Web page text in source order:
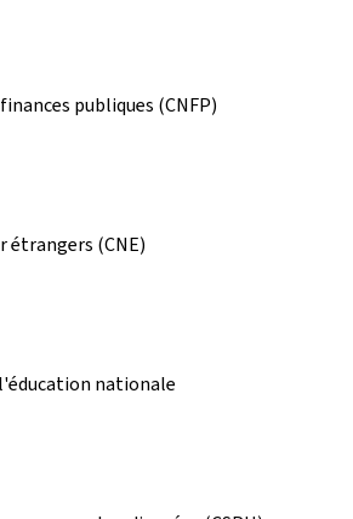
publiques (CNFP)
étrangers (CNE)
nationale